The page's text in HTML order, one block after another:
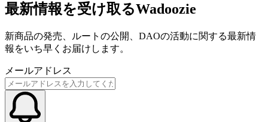
最新情報を受け取るWadoozie
新商品の発売、ルートの公開、DAOの活動に関する最新情
報をいち早くお届けします。
メールアドレス